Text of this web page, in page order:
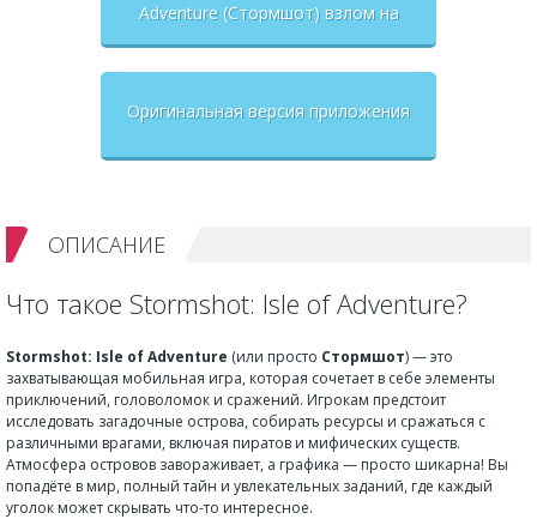
Adventure (Стормшот) взлом на
Оригинальная версия приложения
ОПИСАНИЕ
Что такое Stormshot: Isle of Adventure?
Stormshot: Isle of Adventure (или просто Стормшот) — это
захватывающая мобильная игра, которая сочетает в себе элементы
приключений, головоломок и сражений. Игрокам предстоит
исследовать загадочные острова, собирать ресурсы и сражаться с
различными врагами, включая пиратов и мифических существ.
Атмосфера островов завораживает, а графика — просто шикарна! Вы
попадёте в мир, полный тайн и увлекательных заданий, где каждый
уголок может скрывать что-то интересное.